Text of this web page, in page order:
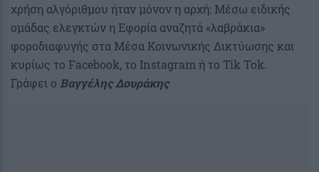
χρήση αλγόριθμου ήταν μόνον η αρχή: Μέσω ειδικής
ομάδας ελεγκτών η Εφορία αναζητά «λαβράκια»
φοροδιαφυγής στα Μέσα Κοινωνικής Δικτύωσης και
κυρίως το Facebook, το Instagram ή το Tik Tok.
Γράφει ο Βαγγέλης Δουράκης